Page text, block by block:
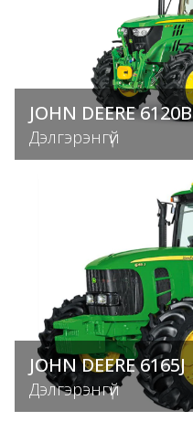
JOHN DEERE 6120B
Дэлгэрэнгүй
JOHN DEERE 6165J
Дэлгэрэнгүй